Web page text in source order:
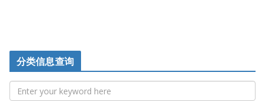
分类信息查询